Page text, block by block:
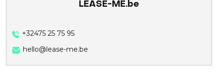
LEASE-ME.be
+32475 25 75 95
hello@lease-me.be